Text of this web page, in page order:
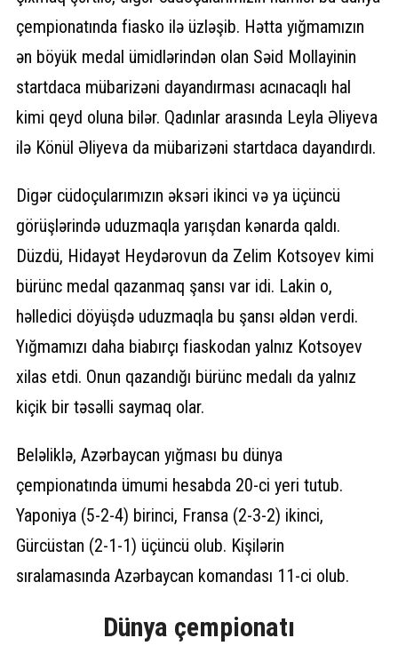
çempionatında fiasko ilə üzləşib. Hətta yığmamızın
ən böyük medal ümidlərindən olan Səid Mollayinin
startdaca mübarizəni dayandırması acınacaqlı hal
kimi qeyd oluna bilər. Qadınlar arasında Leyla Əliyeva
ilə Könül Əliyeva da mübarizəni startdaca dayandırdı.
Digər cüdoçularımızın əksəri ikinci və ya üçüncü
görüşlərində uduzmaqla yarışdan kənarda qaldı.
Düzdü, Hidayət Heydərovun da Zelim Kotsoyev kimi
bürünc medal qazanmaq şansı var idi. Lakin o,
həlledici döyüşdə uduzmaqla bu şansı əldən verdi.
Yığmamızı daha biabırçı fiaskodan yalnız Kotsoyev
xilas etdi. Onun qazandığı bürünc medalı da yalnız
kiçik bir təsəlli saymaq olar.
Beləliklə, Azərbaycan yığması bu dünya
çempionatında ümumi hesabda 20-ci yeri tutub.
Yaponiya (5-2-4) birinci, Fransa (2-3-2) ikinci,
Gürcüstan (2-1-1) üçüncü olub. Kişilərin
sıralamasında Azərbaycan komandası 11-ci olub.
Dünya çempionatı